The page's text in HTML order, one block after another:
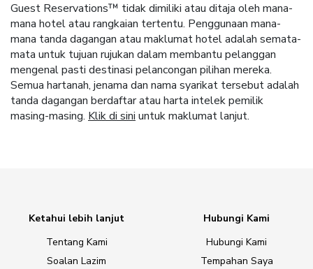
Guest Reservations™ tidak dimiliki atau ditaja oleh mana-
mana hotel atau rangkaian tertentu. Penggunaan mana-
mana tanda dagangan atau maklumat hotel adalah semata-
mata untuk tujuan rujukan dalam membantu pelanggan
mengenal pasti destinasi pelancongan pilihan mereka.
Semua hartanah, jenama dan nama syarikat tersebut adalah
tanda dagangan berdaftar atau harta intelek pemilik
masing-masing. Klik di sini untuk maklumat lanjut.
Ketahui lebih lanjut
Tentang Kami
Soalan Lazim
Hubungi Kami
Hubungi Kami
Tempahan Saya